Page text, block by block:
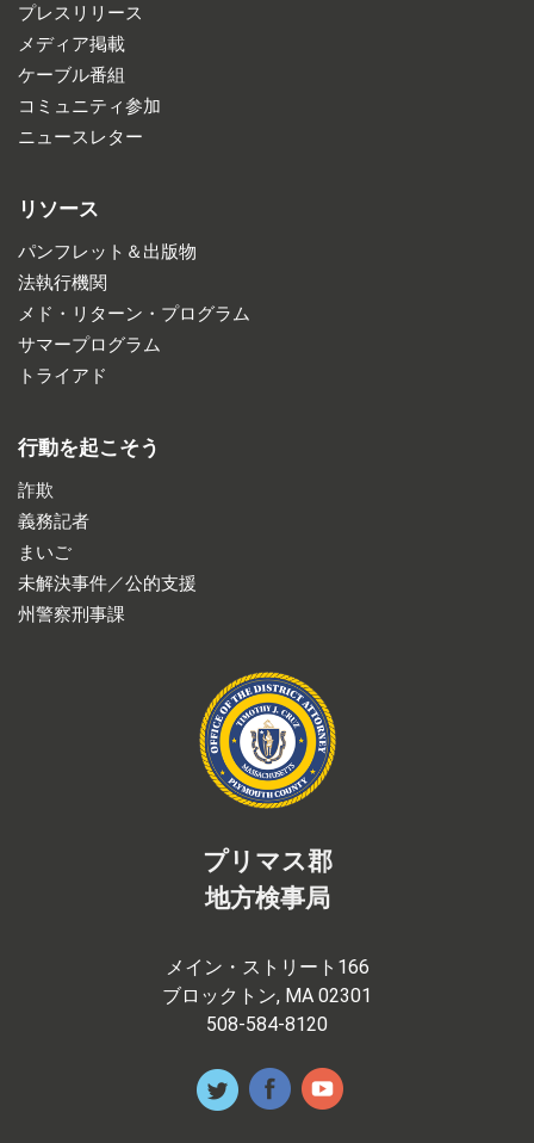
プレスリリース
メディア掲載
ケーブル番組
コミュニティ参加
ニュースレター
リソース
パンフレット＆出版物
法執行機関
メド・リターン・プログラム
サマープログラム
トライアド
行動を起こそう
詐欺
義務記者
まいご
未解決事件／公的支援
州警察刑事課
プリマス郡
地方検事局
メイン・ストリート166
ブロックトン, MA 02301
508-584-8120